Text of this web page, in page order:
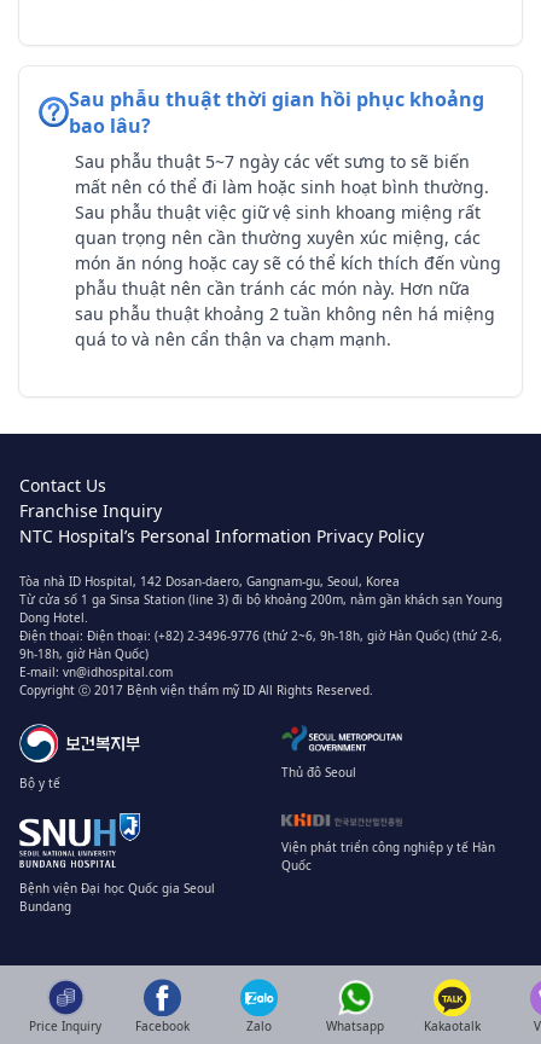
Sau phẫu thuật thời gian hồi phục khoảng
bao lâu?
Sau phẫu thuật 5~7 ngày các vết sưng to sẽ biến
mất nên có thể đi làm hoặc sinh hoạt bình thường.
Sau phẫu thuật việc giữ vệ sinh khoang miệng rất
quan trọng nên cần thường xuyên xúc miệng, các
món ăn nóng hoặc cay sẽ có thể kích thích đến vùng
phẫu thuật nên cần tránh các món này. Hơn nữa
sau phẫu thuật khoảng 2 tuần không nên há miệng
quá to và nên cẩn thận va chạm mạnh.
Contact Us
Franchise Inquiry
NTC Hospital’s Personal Information Privacy Policy
Tòa nhà ID Hospital, 142 Dosan-daero, Gangnam-gu, Seoul, Korea
Từ cửa số 1 ga Sinsa Station (line 3) đi bộ khoảng 200m, nằm gần khách sạn Young
Dong Hotel.
Điện thoại: Điện thoại: (+82) 2-3496-9776 (thứ 2~6, 9h-18h, giờ Hàn Quốc) (thứ 2-6,
9h-18h, giờ Hàn Quốc)
E-mail: vn@idhospital.com
Copyright ⓒ 2017 Bệnh viện thẩm mỹ ID All Rights Reserved.
Bộ y tế
Thủ đô Seoul
Bệnh viện Đại học Quốc gia Seoul
Bundang
Viện phát triển công nghiệp y tế Hàn
Quốc
Price Inquiry Facebook Zalo Whatsapp Kakaotalk